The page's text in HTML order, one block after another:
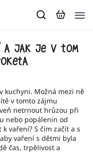
a jak je v tom
kuchyni. Možná mezi ně
v tomto zájmu
netrnout hrůzou při
nebo popálenin od
vaření? S čím začít a s
vaření s dětmi byla
čas, trpělivost a